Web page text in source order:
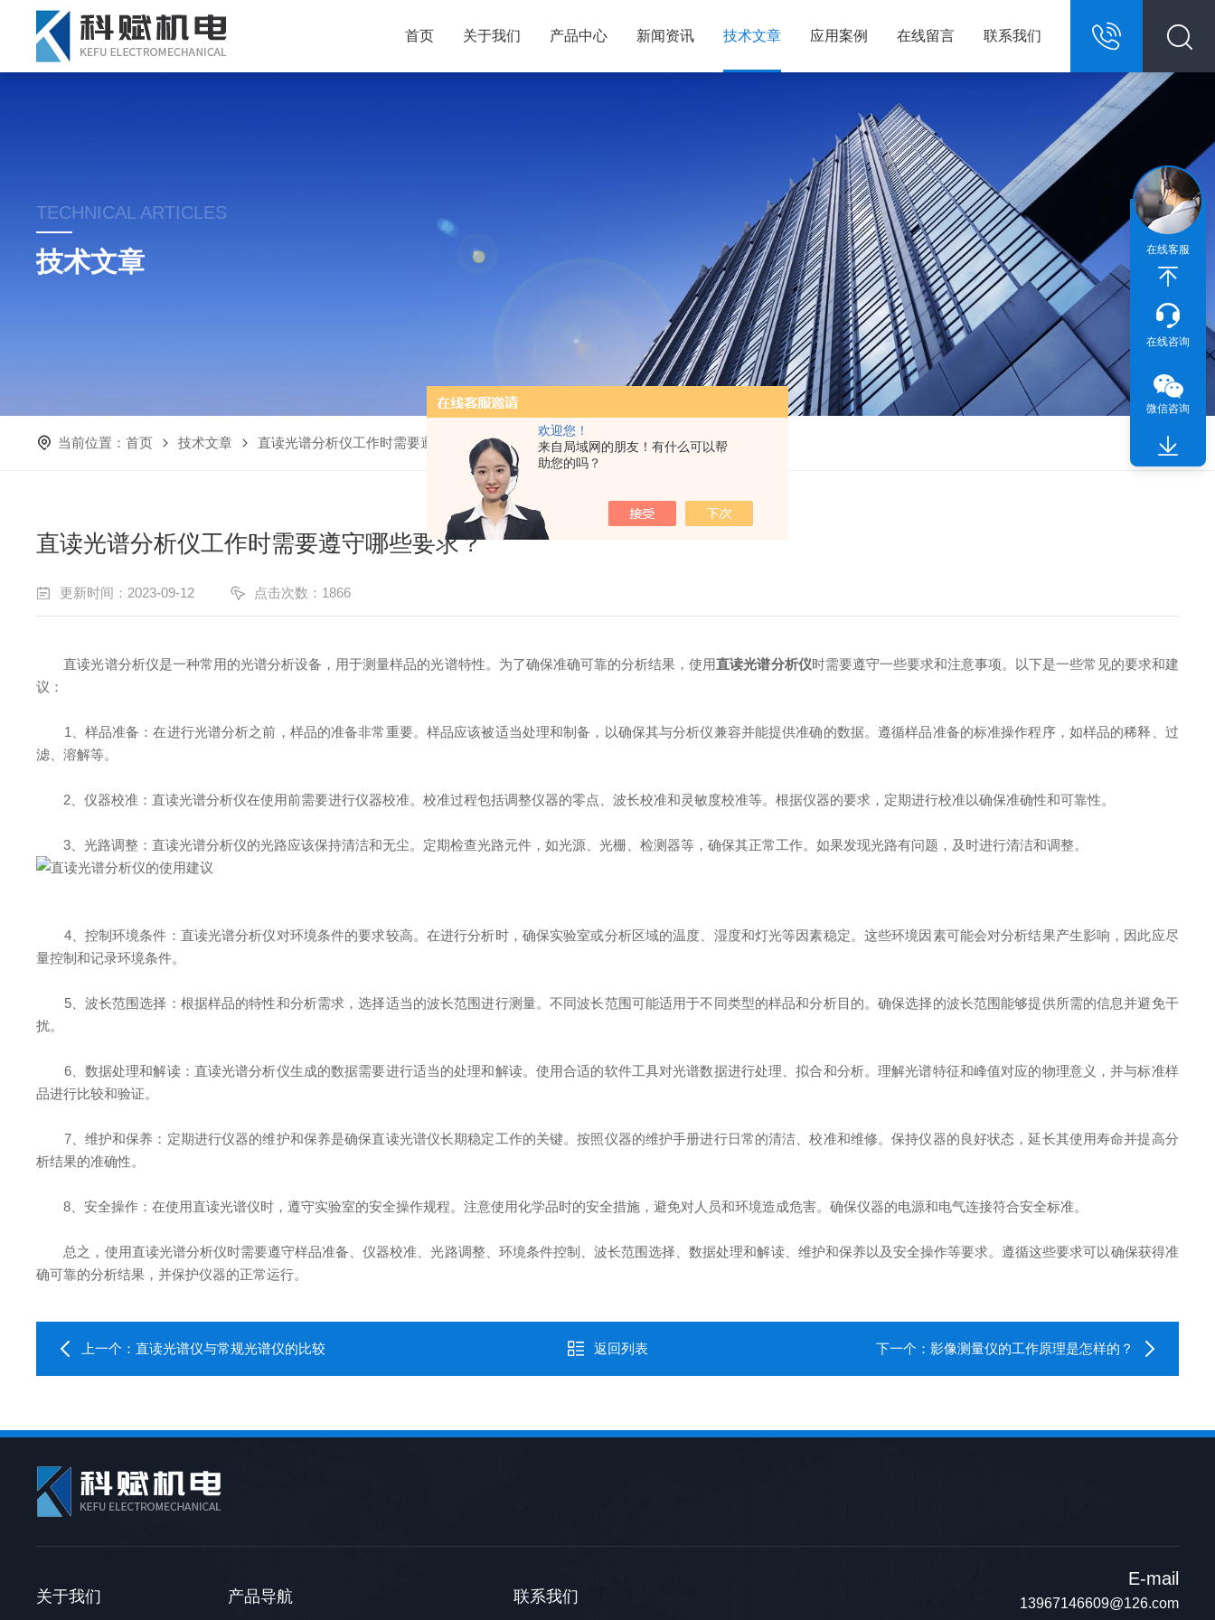
欢迎您！
来自局域网的朋友！有什么可以帮
助您的吗？
13967146609
首页 关于我们 产品中心 新闻资讯 技术文章 应用案例 在线留言 联系我们
TECHNICAL ARTICLES
技术文章
当前位置：首页 技术文章 直读光谱分析仪工作时需要遵守哪些要求？
直读光谱分析仪工作时需要遵守哪些要求？
更新时间：2023-09-12 点击次数：1866
直读光谱分析仪是一种常用的光谱分析设备，用于测量样品的光谱特性。为了确保准确可靠的分析结果，使用直读光谱分析仪时需要遵守一些要求和注意事项。以下是一些常见的要求和建
议：
1、样品准备：在进行光谱分析之前，样品的准备非常重要。样品应该被适当处理和制备，以确保其与分析仪兼容并能提供准确的数据。遵循样品准备的标准操作程序，如样品的稀释、过
滤、溶解等。
2、仪器校准：直读光谱分析仪在使用前需要进行仪器校准。校准过程包括调整仪器的零点、波长校准和灵敏度校准等。根据仪器的要求，定期进行校准以确保准确性和可靠性。
3、光路调整：直读光谱分析仪的光路应该保持清洁和无尘。定期检查光路元件，如光源、光栅、检测器等，确保其正常工作。如果发现光路有问题，及时进行清洁和调整。
4、控制环境条件：直读光谱分析仪对环境条件的要求较高。在进行分析时，确保实验室或分析区域的温度、湿度和灯光等因素稳定。这些环境因素可能会对分析结果产生影响，因此应尽
量控制和记录环境条件。
5、波长范围选择：根据样品的特性和分析需求，选择适当的波长范围进行测量。不同波长范围可能适用于不同类型的样品和分析目的。确保选择的波长范围能够提供所需的信息并避免干
扰。
6、数据处理和解读：直读光谱分析仪生成的数据需要进行适当的处理和解读。使用合适的软件工具对光谱数据进行处理、拟合和分析。理解光谱特征和峰值对应的物理意义，并与标准样
品进行比较和验证。
7、维护和保养：定期进行仪器的维护和保养是确保直读光谱仪长期稳定工作的关键。按照仪器的维护手册进行日常的清洁、校准和维修。保持仪器的良好状态，延长其使用寿命并提高分
析结果的准确性。
8、安全操作：在使用直读光谱仪时，遵守实验室的安全操作规程。注意使用化学品时的安全措施，避免对人员和环境造成危害。确保仪器的电源和电气连接符合安全标准。
总之，使用直读光谱分析仪时需要遵守样品准备、仪器校准、光路调整、环境条件控制、波长范围选择、数据处理和解读、维护和保养以及安全操作等要求。遵循这些要求可以确保获得准
确可靠的分析结果，并保护仪器的正常运行。
上一个：直读光谱仪与常规光谱仪的比较 返回列表 下一个： 影像测量仪的工作原理是怎样的？
关于我们 产品导航 联系我们
E-mail
13967146609@126.com
在线客服
在线咨询
微信咨询